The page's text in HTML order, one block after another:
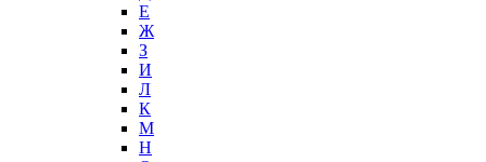
Е
Ж
З
И
Л
К
М
Н